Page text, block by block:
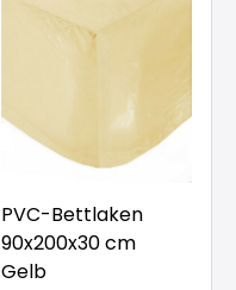
PVC-Bettlaken
90x200x30 cm
Gelb